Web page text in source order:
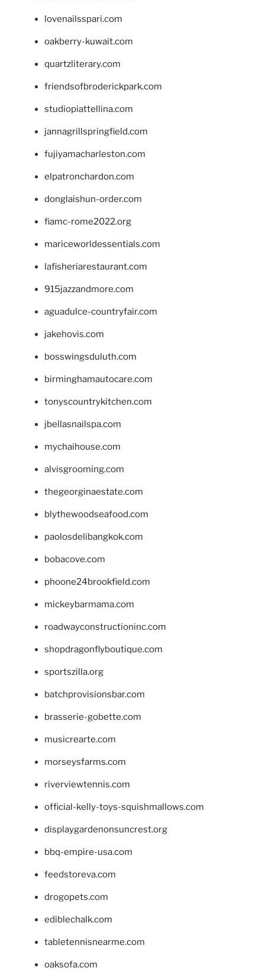
lovenailsspari.com
oakberry-kuwait.com
quartzliterary.com
friendsofbroderickpark.com
studiopiattellina.com
jannagrillspringfield.com
fujiyamacharleston.com
elpatronchardon.com
donglaishun-order.com
fiamc-rome2022.org
mariceworldessentials.com
lafisheriarestaurant.com
915jazzandmore.com
aguadulce-countryfair.com
jakehovis.com
bosswingsduluth.com
birminghamautocare.com
tonyscountrykitchen.com
jbellasnailspa.com
mychaihouse.com
alvisgrooming.com
thegeorginaestate.com
blythewoodseafood.com
paolosdelibangkok.com
bobacove.com
phoone24brookfield.com
mickeybarmama.com
roadwayconstructioninc.com
shopdragonflyboutique.com
sportszilla.org
batchprovisionsbar.com
brasserie-gobette.com
musicrearte.com
morseysfarms.com
riverviewtennis.com
official-kelly-toys-squishmallows.com
displaygardenonsuncrest.org
bbq-empire-usa.com
feedstoreva.com
drogopets.com
ediblechalk.com
tabletennisnearme.com
oaksofa.com